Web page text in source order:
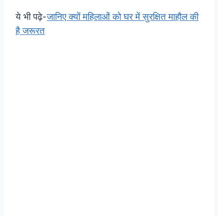
ये भी पढ़े-जानिए क्यों महिलाओं को घर में सुरक्षित माहौल की
है जरूरत